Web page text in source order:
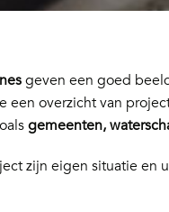
geven een goed
een overzicht van
gemeenten,
zijn eigen situatie